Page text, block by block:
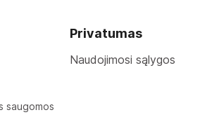
Privatumas
Naudojimosi sąlygos
saugomos